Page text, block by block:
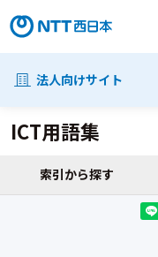
法人向けサイト
ICT用語集
索引から探す